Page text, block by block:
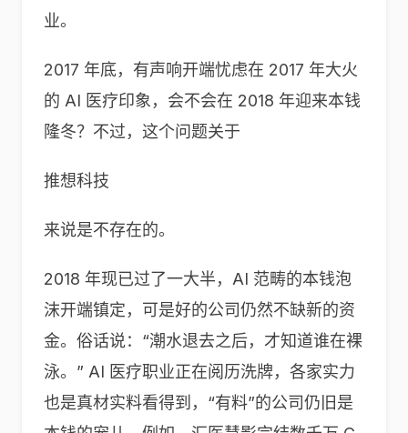
业。
2017 年底，有声响开端忧虑在 2017 年大火
的 AI 医疗印象，会不会在 2018 年迎来本钱
隆冬？不过，这个问题关于
推想科技
来说是不存在的。
2018 年现已过了一大半，AI 范畴的本钱泡
沫开端镇定，可是好的公司仍然不缺新的资
金。俗话说：“潮水退去之后，才知道谁在裸
泳。” AI 医疗职业正在阅历洗牌，各家实力
也是真材实料看得到，“有料”的公司仍旧是